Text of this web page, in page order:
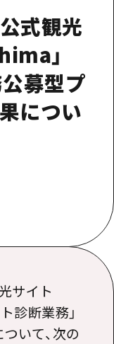
式観光
」
募型プ
につい
サイト
診断業務」
いて、次の